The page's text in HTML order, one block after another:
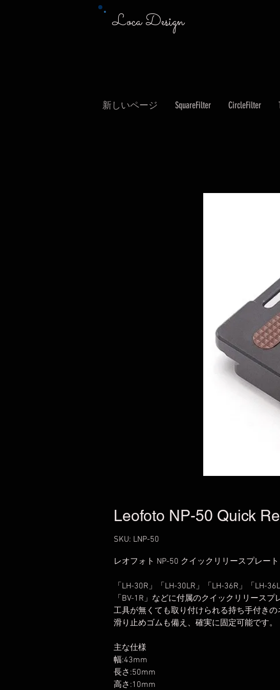
Loca Design
新しいページ SquareFilter CircleFilter
Leofoto NP-50 Quick
SKU: LNP-50
レオフォト NP-50 クイックリリースプレート
「LH-30R」「LH-30LR」「LH-36R」「LH-
「BV-1R」などに付属のクイックリリースプ
工具が無くても取り付けられる持ち手付きの
滑り止めゴムも備え、確実に固定可能です。
主な仕様
幅:43mm
長さ:50mm
高さ:10mm